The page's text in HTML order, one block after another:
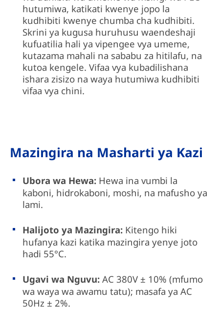
hutumiwa, katikati kwenye jopo la
kudhibiti kwenye chumba cha kudhibiti.
Skrini ya kugusa huruhusu waendeshaji
kufuatilia hali ya vipengee vya umeme,
kutazama mahali na sababu za hitilafu, na
kutoa kengele. Vifaa vya kubadilishana
ishara zisizo na waya hutumiwa kudhibiti
vifaa vya chini.
Mazingira na Masharti ya Kazi
Ubora wa Hewa: Hewa ina vumbi la
kaboni, hidrokaboni, moshi, na mafusho ya
lami.
Halijoto ya Mazingira: Kitengo hiki
hufanya kazi katika mazingira yenye joto
hadi 55°C.
Ugavi wa Nguvu: AC 380V ± 10% (mfumo
wa waya wa awamu tatu); masafa ya AC
50Hz ± 2%.